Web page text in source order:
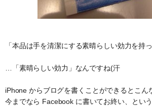
「本品は手を清潔にする素晴らしい効力を持
…「素晴らしい効力」なんですね(汗
iPhone からブログを書くことができるとこん
今までなら Facebook に書いてお終い、とい